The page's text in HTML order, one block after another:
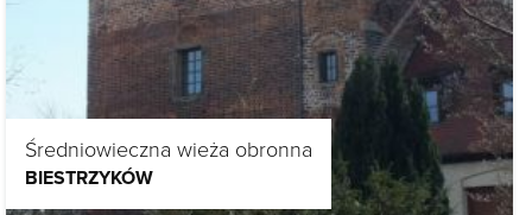
Średniowieczna wieża obronna
BIESTRZYKÓW